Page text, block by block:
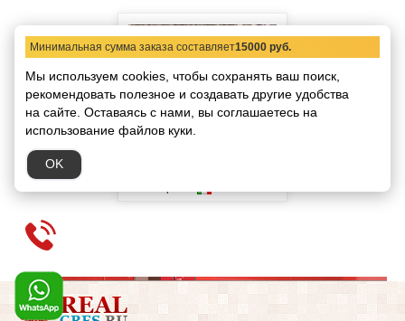
Минимальная сумма заказа составляет15000 руб.
Мы используем cookies, чтобы сохранять ваш поиск,
рекомендовать полезное и создавать другие удобства
на сайте. Оставаясь с нами, вы соглашаетесь на
использование файлов куки.
OK